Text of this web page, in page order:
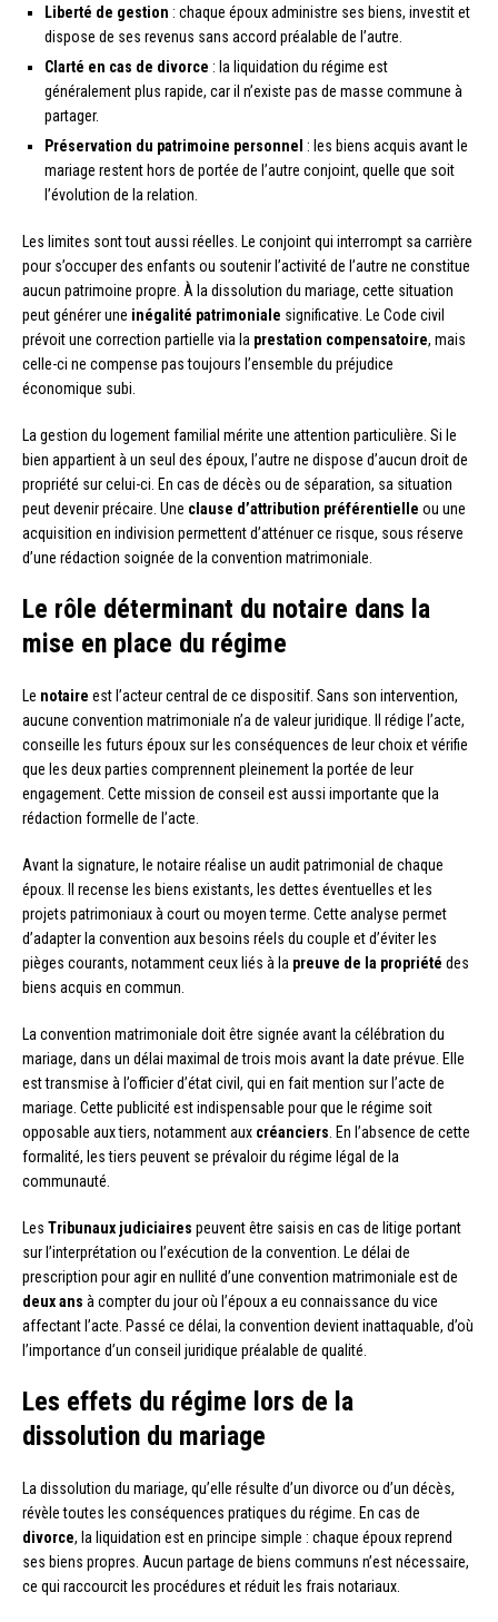
Liberté de gestion : chaque époux administre ses biens, investit et
dispose de ses revenus sans accord préalable de l’autre.
Clarté en cas de divorce : la liquidation du régime est
généralement plus rapide, car il n’existe pas de masse commune à
partager.
Préservation du patrimoine personnel : les biens acquis avant le
mariage restent hors de portée de l’autre conjoint, quelle que soit
l’évolution de la relation.
Les limites sont tout aussi réelles. Le conjoint qui interrompt sa carrière
pour s’occuper des enfants ou soutenir l’activité de l’autre ne constitue
aucun patrimoine propre. À la dissolution du mariage, cette situation
peut générer une inégalité patrimoniale significative. Le Code civil
prévoit une correction partielle via la prestation compensatoire, mais
celle-ci ne compense pas toujours l’ensemble du préjudice
économique subi.
La gestion du logement familial mérite une attention particulière. Si le
bien appartient à un seul des époux, l’autre ne dispose d’aucun droit de
propriété sur celui-ci. En cas de décès ou de séparation, sa situation
peut devenir précaire. Une clause d’attribution préférentielle ou une
acquisition en indivision permettent d’atténuer ce risque, sous réserve
d’une rédaction soignée de la convention matrimoniale.
Le rôle déterminant du notaire dans la
mise en place du régime
Le notaire est l’acteur central de ce dispositif. Sans son intervention,
aucune convention matrimoniale n’a de valeur juridique. Il rédige l’acte,
conseille les futurs époux sur les conséquences de leur choix et vérifie
que les deux parties comprennent pleinement la portée de leur
engagement. Cette mission de conseil est aussi importante que la
rédaction formelle de l’acte.
Avant la signature, le notaire réalise un audit patrimonial de chaque
époux. Il recense les biens existants, les dettes éventuelles et les
projets patrimoniaux à court ou moyen terme. Cette analyse permet
d’adapter la convention aux besoins réels du couple et d’éviter les
pièges courants, notamment ceux liés à la preuve de la propriété des
biens acquis en commun.
La convention matrimoniale doit être signée avant la célébration du
mariage, dans un délai maximal de trois mois avant la date prévue. Elle
est transmise à l’officier d’état civil, qui en fait mention sur l’acte de
mariage. Cette publicité est indispensable pour que le régime soit
opposable aux tiers, notamment aux créanciers . En l’absence de cette
formalité, les tiers peuvent se prévaloir du régime légal de la
communauté.
Les Tribunaux judiciaires peuvent être saisis en cas de litige portant
sur l’interprétation ou l’exécution de la convention. Le délai de
prescription pour agir en nullité d’une convention matrimoniale est de
deux ans à compter du jour où l’époux a eu connaissance du vice
affectant l’acte. Passé ce délai, la convention devient inattaquable, d’où
l’importance d’un conseil juridique préalable de qualité.
Les effets du régime lors de la
dissolution du mariage
La dissolution du mariage, qu’elle résulte d’un divorce ou d’un décès,
révèle toutes les conséquences pratiques du régime. En cas de
divorce, la liquidation est en principe simple : chaque époux reprend
ses biens propres. Aucun partage de biens communs n’est nécessaire,
ce qui raccourcit les procédures et réduit les frais notariaux.